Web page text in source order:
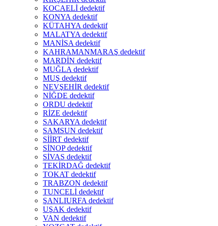
KOCAELİ dedektif
KONYA dedektif
KÜTAHYA dedektif
MALATYA dedektif
MANİSA dedektif
KAHRAMANMARAŞ dedektif
MARDİN dedektif
MUĞLA dedektif
MUŞ dedektif
NEVŞEHİR dedektif
NİĞDE dedektif
ORDU dedektif
RİZE dedektif
SAKARYA dedektif
SAMSUN dedektif
SİİRT dedektif
SİNOP dedektif
SİVAS dedektif
TEKİRDAĞ dedektif
TOKAT dedektif
TRABZON dedektif
TUNCELİ dedektif
ŞANLIURFA dedektif
UŞAK dedektif
VAN dedektif